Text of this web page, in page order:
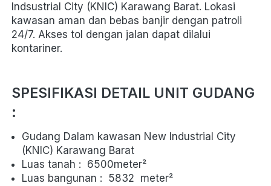
Indsustrial City (KNIC) Karawang Barat. Lokasi
kawasan aman dan bebas banjir dengan patroli
24/7. Akses tol dengan jalan dapat dilalui
kontariner.
SPESIFIKASI DETAIL UNIT GUDANG
:
Gudang Dalam kawasan New Industrial City
(KNIC) Karawang Barat
Luas tanah :  6500meter²
Luas bangunan :  5832  meter²